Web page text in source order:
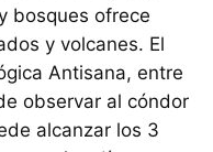
bosques ofrece
y volcanes. El
Antisana, entre
observar al cóndor
alcanzar los 3